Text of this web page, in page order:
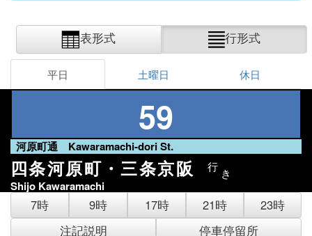
表形式 行形式
平日 土曜日 休日
59
河原町通 Kawaramachi-dori St.
四条河原町・三条京阪 行 き
Shijo Kawaramachi
7時 9時 17時 21時
23時
注記説明
停車停留所